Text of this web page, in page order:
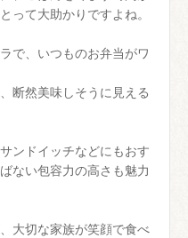
って大助かりですよね。
で、いつものお弁当がワ
断然美味しそうに見える
ンドイッチなどにもおす
ない包容力の高さも魅力
大切な家族が笑顔で食べ